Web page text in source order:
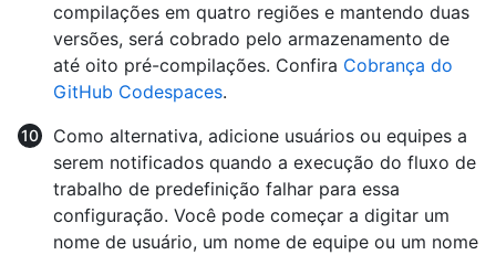
compilações em quatro regiões e mantendo duas
versões, será cobrado pelo armazenamento de
até oito pré-compilações. Confira Cobrança do
GitHub Codespaces.
Como alternativa, adicione usuários ou equipes a
serem notificados quando a execução do fluxo de
trabalho de predefinição falhar para essa
configuração. Você pode começar a digitar um
nome de usuário, um nome de equipe ou um nome